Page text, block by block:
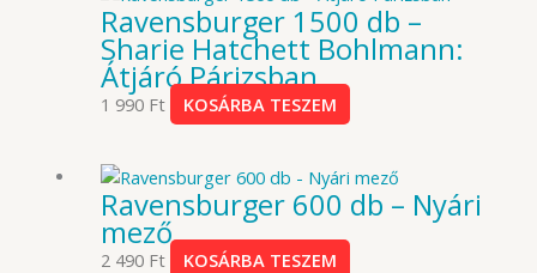
Ravensburger 1500 db –
Sharie Hatchett Bohlmann:
Átjáró Párizsban
1 990 Ft KOSÁRBA TESZEM
Ravensburger 600 db – Nyári
mező
2 490 Ft KOSÁRBA TESZEM